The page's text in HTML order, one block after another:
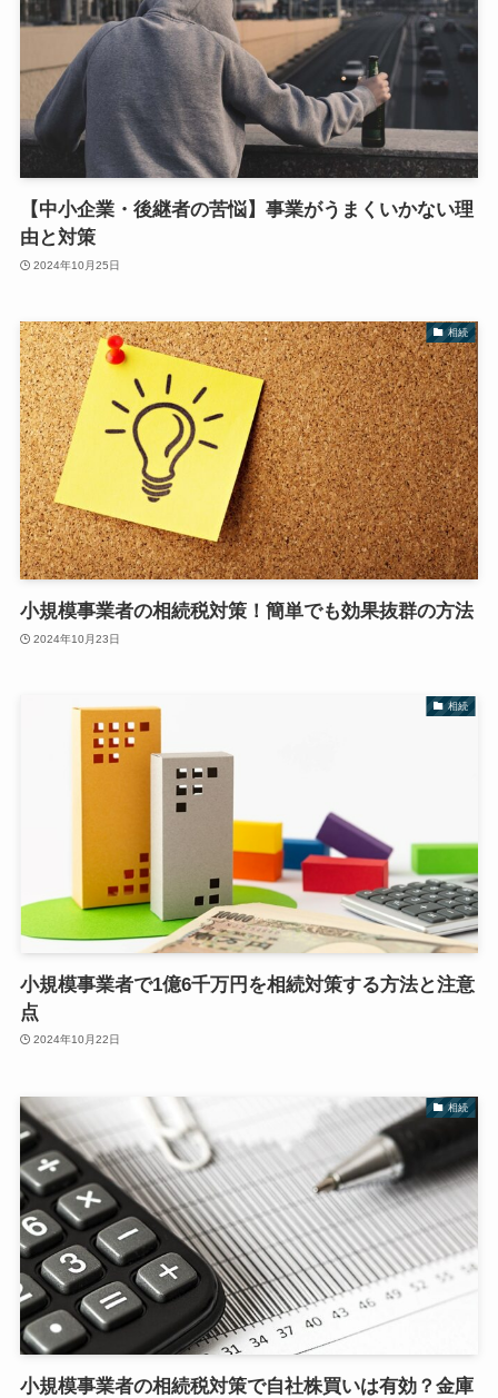
【中小企業・後継者の苦悩】事業がうまくいかない理
由と対策
2024年10月25日
相続
小規模事業者の相続税対策！簡単でも効果抜群の方法
2024年10月23日
相続
小規模事業者で1億6千万円を相続対策する方法と注意
点
2024年10月22日
相続
小規模事業者の相続税対策で自社株買いは有効？金庫